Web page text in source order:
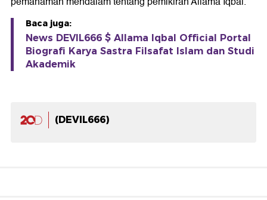
Baca juga:
News DEVIL666 $ Allama Iqbal Official Portal
Biografi Karya Sastra Filsafat Islam dan Studi
Akademik
(DEVIL666)